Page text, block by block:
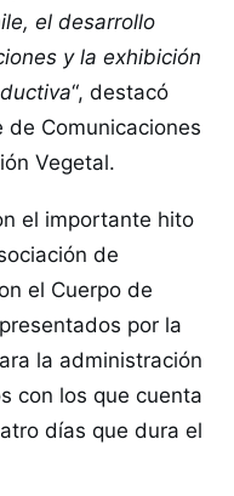
el desarrollo
y la exhibición
“, destacó
de Comunicaciones
Vegetal.
el importante hito
de
el Cuerpo de
por la
la administración
con los que cuenta
días que dura el